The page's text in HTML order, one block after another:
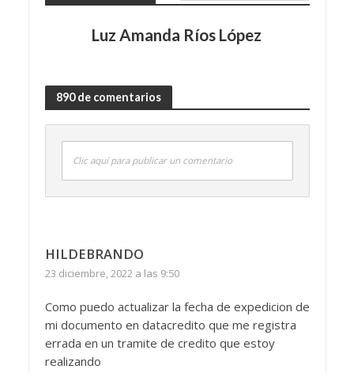
Luz Amanda Ríos López
890 de comentarios
Clic aquí para publicar un comentario
HILDEBRANDO
23 diciembre, 2022 a las 9:50
Como puedo actualizar la fecha de expedicion de
mi documento en datacredito que me registra
errada en un tramite de credito que estoy
realizando